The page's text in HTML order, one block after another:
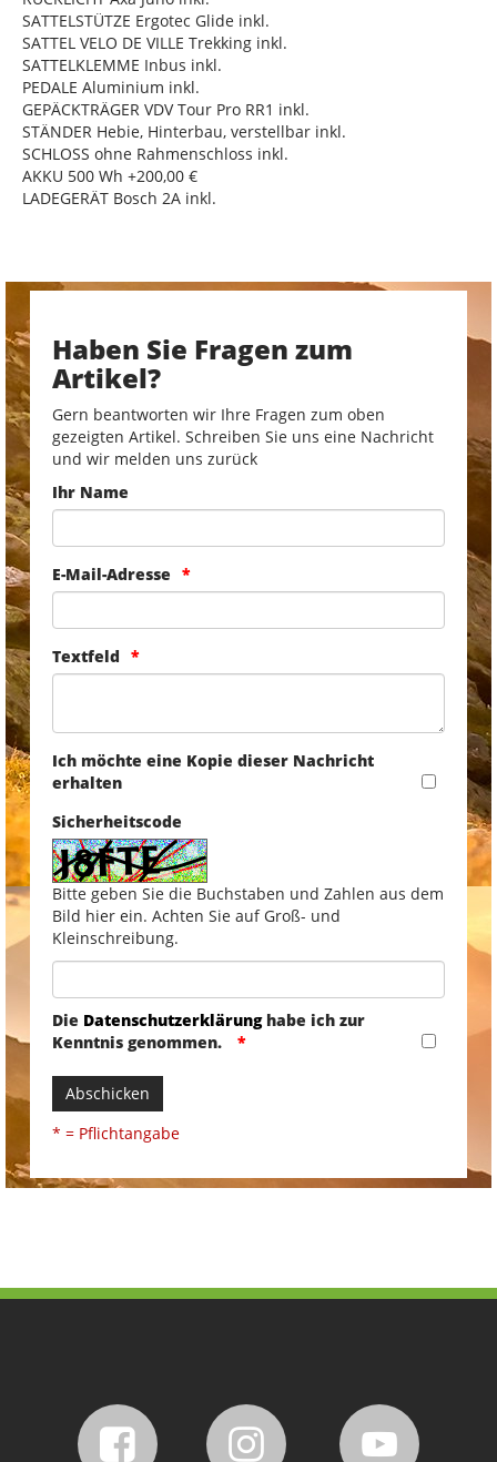
SATTELSTÜTZE Ergotec Glide inkl.
SATTEL VELO DE VILLE Trekking inkl.
SATTELKLEMME Inbus inkl.
PEDALE Aluminium inkl.
GEPÄCKTRÄGER VDV Tour Pro RR1 inkl.
STÄNDER Hebie, Hinterbau, verstellbar inkl.
SCHLOSS ohne Rahmenschloss inkl.
AKKU 500 Wh +200,00 €
LADEGERÄT Bosch 2A inkl.
Haben Sie Fragen zum
Artikel?
Gern beantworten wir Ihre Fragen zum oben
gezeigten Artikel. Schreiben Sie uns eine Nachricht
und wir melden uns zurück
Ihr Name
E-Mail-Adresse
Textfeld
Ich möchte eine Kopie dieser Nachricht
erhalten
Sicherheitscode
Bitte geben Sie die Buchstaben und Zahlen aus dem
Bild hier ein. Achten Sie auf Groß- und
Kleinschreibung.
Die Datenschutzerklärunghabe ich zur
Kenntnis genommen.
Abschicken
* = Pflichtangabe